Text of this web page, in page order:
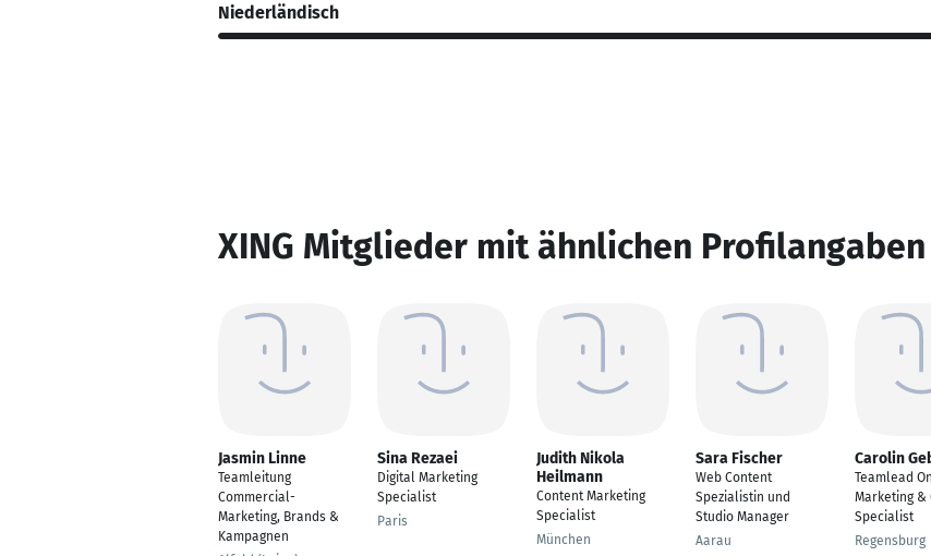
Niederländisch
XING Mitglieder mit ähnlichen Profilangaben
Jasmin Linne
Teamleitung
Commercial-
Marketing, Brands &
Kampagnen
Sina Rezaei
Digital Marketing
Specialist
Paris
Judith Nikola
Heilmann
Content Marketing
Specialist
München
Sara Fischer
Web Content
Spezialistin und
Studio Manager
Aarau
Carolin
Teamlead
Marketing &
Specialist
Regensburg